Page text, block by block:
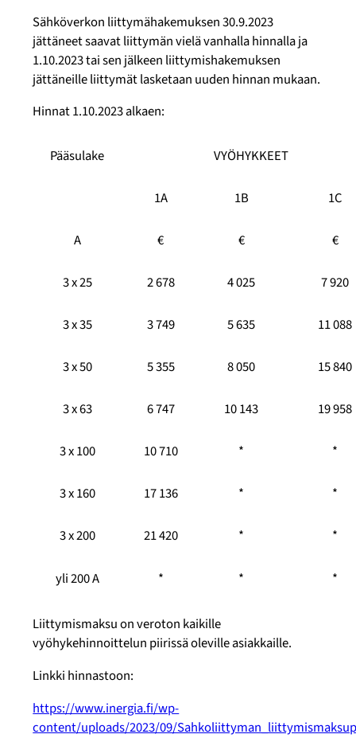
Sähköverkon liittymähakemuksen 30.9.2023
jättäneet saavat liittymän vielä vanhalla hinnalla ja
1.10.2023 tai sen jälkeen liittymishakemuksen
jättäneille liittymät lasketaan uuden hinnan mukaan.
Hinnat 1.10.2023 alkaen:
Pääsulake VYÖHYKKEET
1A 1B 1C
A € € €
3 x 25 2 678 4 025 7 920
3 x 35 3 749 5 635 11 088
3 x 50 5 355 8 050 15 840
3 x 63 6 747 10 143 19 958
3 x 100 10 710 * *
3 x 160 17 136 * *
3 x 200 21 420 * *
yli 200 A * * *
Liittymismaksu on veroton kaikille
vyöhykehinnoittelun piirissä oleville asiakkaille.
Linkki hinnastoon:
https://www.inergia.fi/wp-
content/uploads/2023/09/